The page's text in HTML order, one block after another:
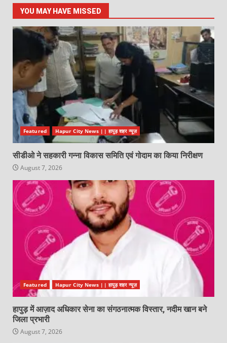
YOU MAY HAVE MISSED
Featured Hapur City News || हापुड़ शहर न्यूज़
सीडीओ ने सहकारी गन्ना विकास समिति एवं गोदाम का किया निरीक्षण
August 7, 2026
Featured Hapur City News || हापुड़ शहर न्यूज़
हापुड़ में आज़ाद अधिकार सेना का संगठनात्मक विस्तार, नदीम खान बने
जिला प्रभारी
August 7, 2026